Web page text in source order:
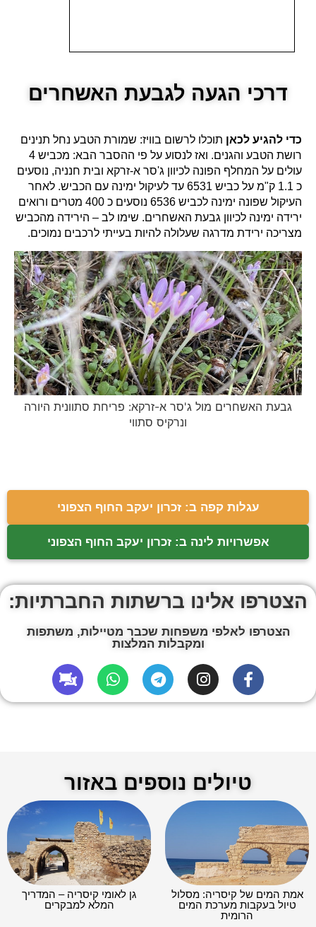
דרכי הגעה לגבעת האשחרים
כדי להגיע לכאן תוכלו לרשום בוויז: שמורת הטבע נחל תנינים
רושת הטבע והגנים. ואז לנסוע על פי ההסבר הבא: מכביש 4
עולים על המחלף הפונה לכיוון ג'סר א-זרקא ובית חנניה, נוסעים
כ 1.1 ק"מ על כביש 6531 עד לעיקול ימינה עם הכביש. לאחר
העיקול שפונה ימינה לכביש 6536 נוסעים כ 400 מטרים ורואים
ירידה ימינה לכיוון גבעת האשחרים. שימו לב – הירידה מהכביש
מצריכה ירידת מדרגה שעלולה להיות בעייתי לרכבים נמוכים.
גבעת האשחרים מול ג'סר א-זרקא: פריחת סתוונית היורה
ונרקיס סתווי
עגלות קפה ב: זכרון יעקב החוף הצפוני
אפשרויות לינה ב: זכרון יעקב החוף הצפוני
הצטרפו אלינו ברשתות החברתיות:
הצטרפו לאלפי משפחות שכבר מטיילות, משתפות
ומקבלות המלצות
טיולים נוספים באזור
אמת המים של קיסריה: מסלול
טיול בעקבות מערכת המים
הרומית
גן לאומי קיסריה – המדריך
המלא למבקרים